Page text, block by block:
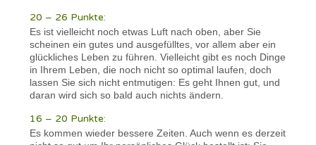
20 – 26 Punkte:
Es ist vielleicht noch etwas Luft nach oben, aber Sie
scheinen ein gutes und ausgefülltes, vor allem aber ein
glückliches Leben zu führen. Vielleicht gibt es noch Dinge
in Ihrem Leben, die noch nicht so optimal laufen, doch
lassen Sie sich nicht entmutigen: Es geht Ihnen gut, und
daran wird sich so bald auch nichts ändern.
16 – 20 Punkte:
Es kommen wieder bessere Zeiten. Auch wenn es derzeit